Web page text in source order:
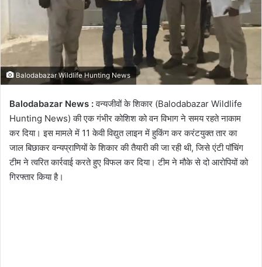
Balodabazar Wildlife Hunting News
Balodabazar News :वन्यजीवों के शिकार (Balodabazar Wildlife
Hunting News) की एक गंभीर कोशिश को वन विभाग ने समय रहते नाकाम
कर दिया। इस मामले में 11 केवी विद्युत लाइन में हुकिंग कर करंटयुक्त तार का
जाल बिछाकर वन्यप्राणियों के शिकार की तैयारी की जा रही थी, जिसे एंटी पॉचिंग
टीम ने त्वरित कार्रवाई करते हुए विफल कर दिया। टीम ने मौके से दो आरोपियों को
गिरफ्तार किया है।